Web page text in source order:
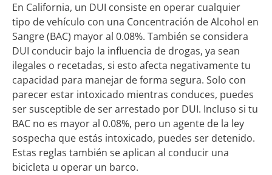
En California, un DUI consiste en operar cualquier
tipo de vehículo con una Concentración de Alcohol en
Sangre (BAC) mayor al 0.08%. También se considera
DUI conducir bajo la influencia de drogas, ya sean
ilegales o recetadas, si esto afecta negativamente tu
capacidad para manejar de forma segura. Solo con
parecer estar intoxicado mientras conduces, puedes
ser susceptible de ser arrestado por DUI. Incluso si tu
BAC no es mayor al 0.08%, pero un agente de la ley
sospecha que estás intoxicado, puedes ser detenido.
Estas reglas también se aplican al conducir una
bicicleta u operar un barco.